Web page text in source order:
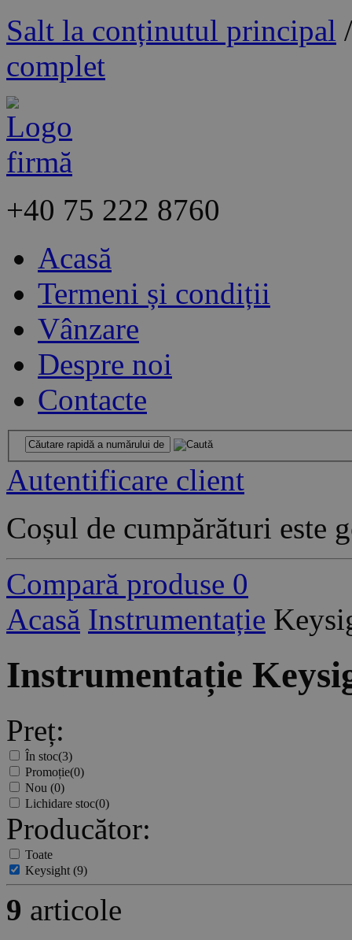
Salt la conținutul principal
complet
+40 75 222 8760
Acasă
Termeni și condiții
Vânzare
Despre noi
Contacte
Autentificare client
Coșul de cumpărături este
Compară produse 0
Acasă Instrumentație
Instrumentație
Preț:
În stoc(3)
Promoție(0)
Nou (0)
Lichidare stoc(0)
Producător:
Toate
Keysight(9)
9 articole